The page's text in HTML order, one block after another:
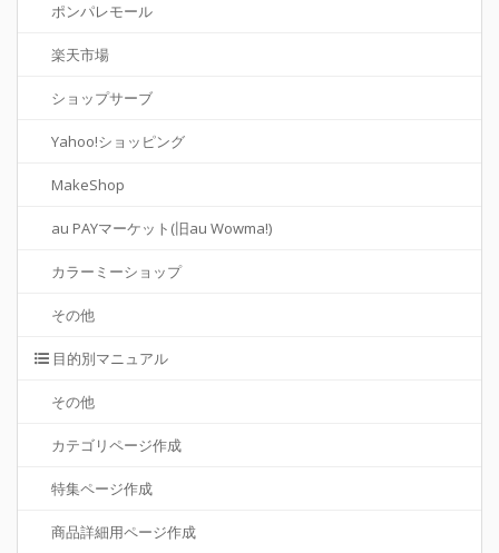
ポンパレモール
楽天市場
ショップサーブ
Yahoo!ショッピング
MakeShop
au PAYマーケット(旧au Wowma!)
カラーミーショップ
その他
目的別マニュアル
その他
カテゴリページ作成
特集ページ作成
商品詳細用ページ作成